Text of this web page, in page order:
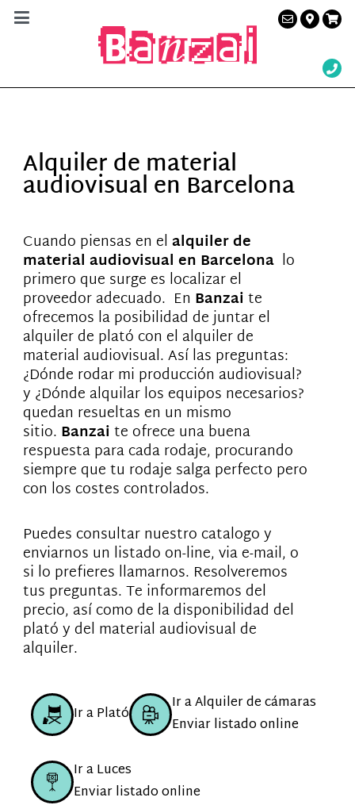
Banzai Studio
Alquiler de plató en Barcelona – Servicios a la
Alquiler de material
audiovisual en Barcelona
Cuando piensas en el alquiler de
material audiovisual en Barcelonalo
primero que surge es localizar el
proveedor adecuado. En Banzaite
ofrecemos la posibilidad de juntar el
alquiler de plató con el alquiler de
material audiovisual. Así las preguntas:
¿Dónde rodar mi producción audiovisual?
y ¿Dónde alquilar los equipos necesarios?
quedan resueltas en un mismo
sitio. Banzaite ofrece una buena
respuesta para cada rodaje, procurando
siempre que tu rodaje salga perfecto pero
con los costes controlados.
Puedes consultar nuestro catalogo y
enviarnos un listado on-line, via e-mail, o
si lo prefieres llamarnos. Resolveremos
tus preguntas. Te informaremos del
precio, así como de la disponibilidad del
plató y del material audiovisual de
alquiler.
Ir a Plató
Ir a Alquiler de cámaras
Enviar listado online
Ir a Luces
Enviar listado online